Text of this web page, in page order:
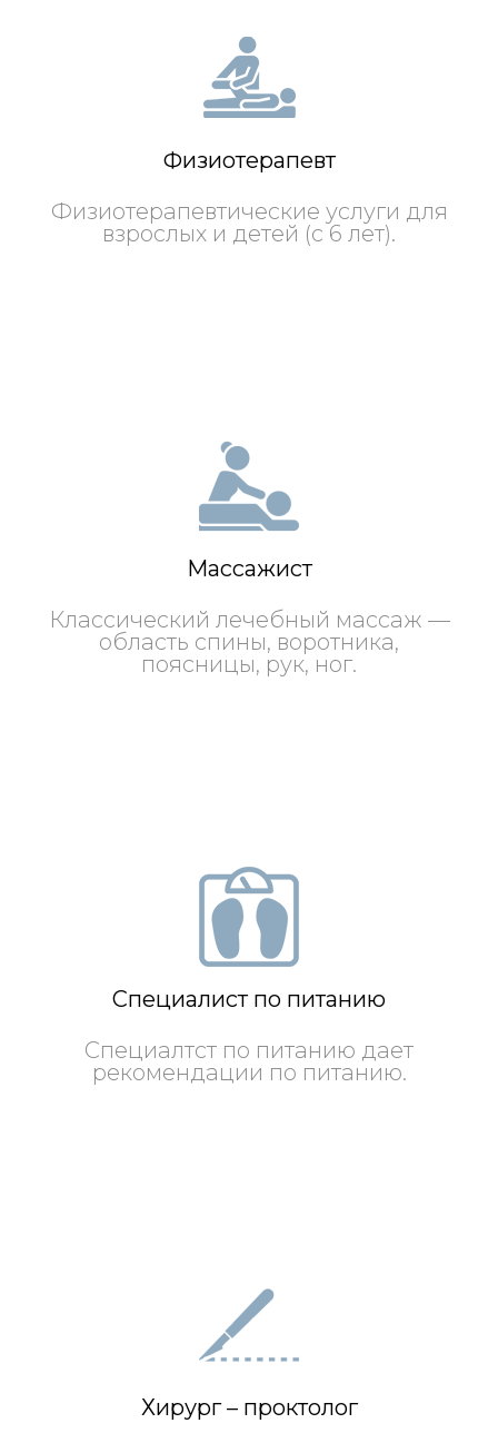
Физиотерапевт
Физиотерапевтические услуги для
взрослых и детей (с 6 лет).
Массажист
Классический лечебный массаж —
область спины, воротника,
поясницы, рук, ног.
Специалист по питанию
Специалтст по питанию дает
рекомендации по питанию.
Хирург – проктолог